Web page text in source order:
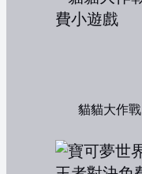
貓貓大作戰